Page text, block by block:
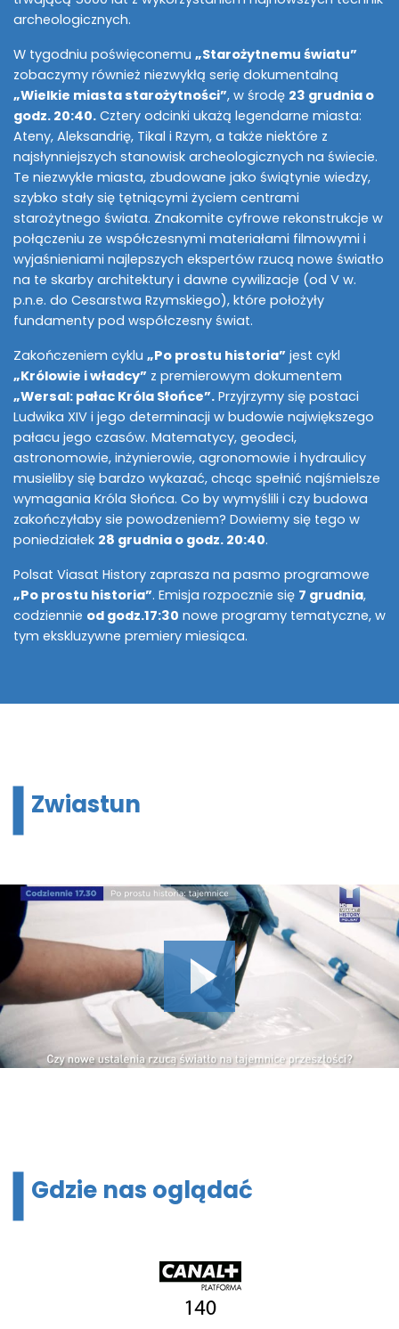
archeologicznych.
W tygodniu poświęconemu „Starożytnemu światu”
zobaczymy również niezwykłą serię dokumentalną
„Wielkie miasta starożytności”, w środę 23 grudnia o
godz. 20:40. Cztery odcinki ukażą legendarne miasta:
Ateny, Aleksandrię, Tikal i Rzym, a także niektóre z
najsłynniejszych stanowisk archeologicznych na świecie.
Te niezwykłe miasta, zbudowane jako świątynie wiedzy,
szybko stały się tętniącymi życiem centrami
starożytnego świata. Znakomite cyfrowe rekonstrukcje w
połączeniu ze współczesnymi materiałami filmowymi i
wyjaśnieniami najlepszych ekspertów rzucą nowe światło
na te skarby architektury i dawne cywilizacje (od V w.
p.n.e. do Cesarstwa Rzymskiego), które położyły
fundamenty pod współczesny świat.
Zakończeniem cyklu „Po prostu historia” jest cykl
„Królowie i władcy” z premierowym dokumentem
„Wersal: pałac Króla Słońce”. Przyjrzymy się postaci
Ludwika XIV i jego determinacji w budowie największego
pałacu jego czasów. Matematycy, geodeci,
astronomowie, inżynierowie, agronomowie i hydraulicy
musieliby się bardzo wykazać, chcąc spełnić najśmielsze
wymagania Króla Słońca. Co by wymyślili i czy budowa
zakończyłaby sie powodzeniem? Dowiemy się tego w
poniedziałek 28 grudnia o godz. 20:40.
Polsat Viasat History zaprasza na pasmo programowe
„Po prostu historia”. Emisja rozpocznie się 7 grudnia,
codziennie od godz.17:30 nowe programy tematyczne, w
tym ekskluzywne premiery miesiąca.
Zwiastun
Gdzie nas oglądać